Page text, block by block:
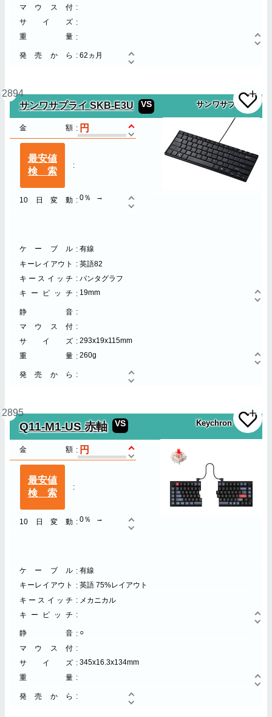
マウス付
サイズ
重量
発売から 62ヵ月
2894
サンワサプライ SKB-E3U VS サンワサプライ
金額
最安値
検索
10日変動 0％
ケーブル
有線
キーレイアウト
英語82
キースイッチ
パンタグラフ
キーピッチ
19mm
静音
マウス付
サイズ
293x19x115mm
重量
260g
発売から
2895
Q11-M1-US 赤軸 VS Keychron
金額
最安値
検索
10日変動 0％
ケーブル
有線
キーレイアウト
英語 75%レイアウト
キースイッチ
メカニカル
キーピッチ
静音
○
マウス付
サイズ
345x16.3x134mm
重量
発売から